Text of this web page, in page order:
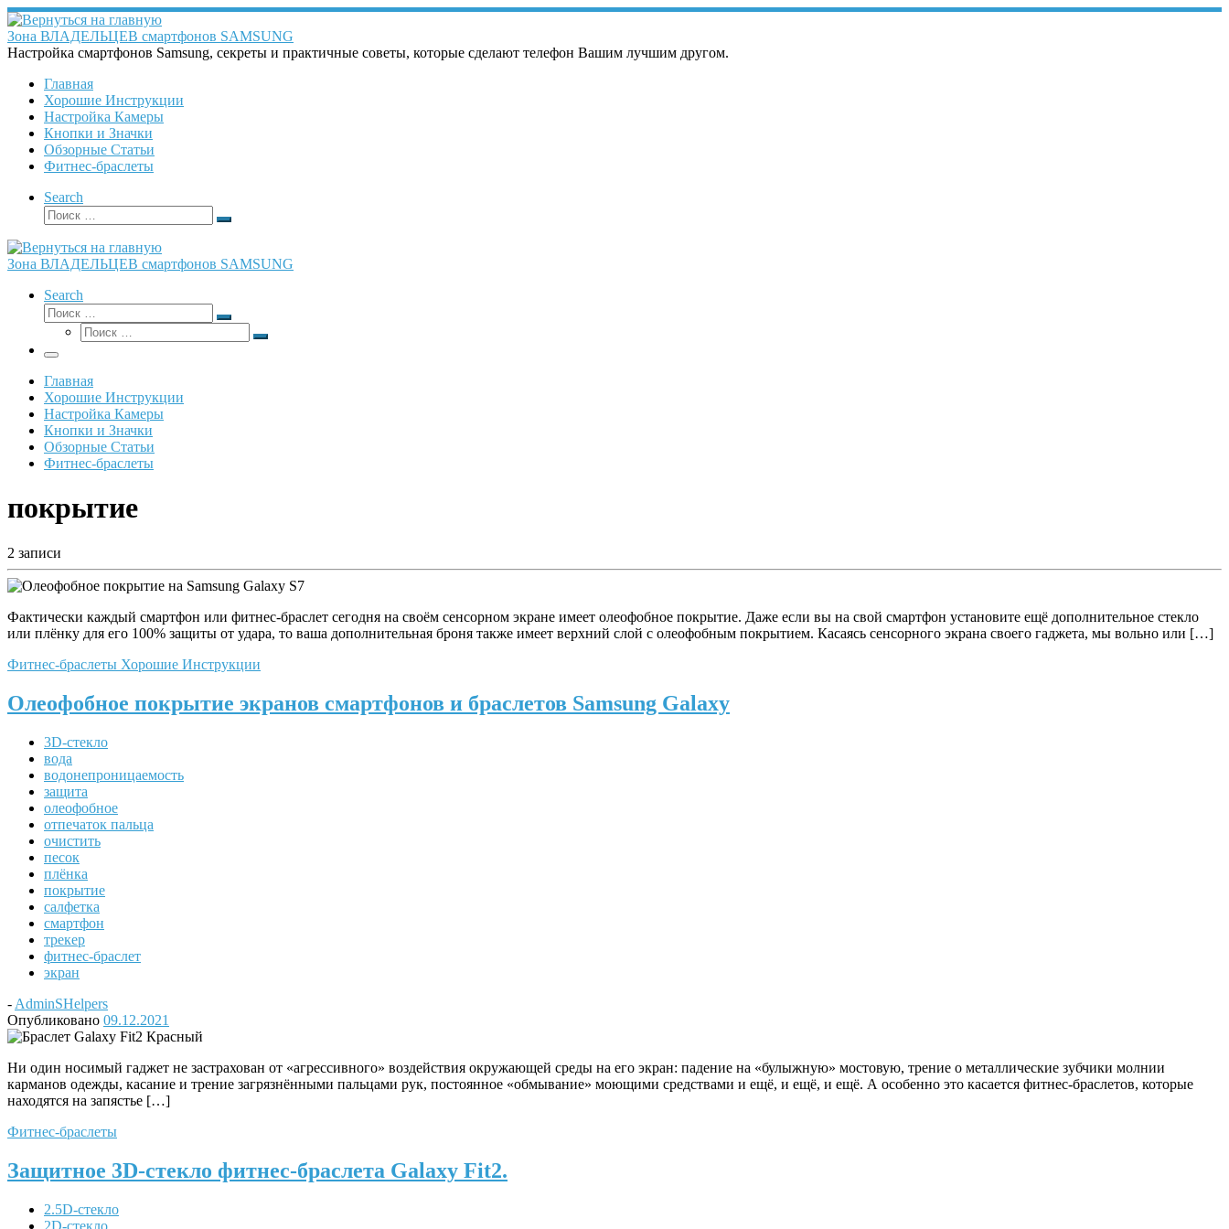
Перейти
к
содержимому
Зона ВЛАДЕЛЬЦЕВ смартфонов SAMSUNG
Настройка смартфонов Samsung, секреты и практичные советы, которые сделают телефон Вашим лучшим другом.
Главная
Хорошие Инструкции
Настройка Камеры
Кнопки и Значки
Обзорные Статьи
Фитнес-браслеты
Search
Поиск
Поиск
Зона ВЛАДЕЛЬЦЕВ смартфонов SAMSUNG
Search
Поиск
Поиск
Поиск
Поиск
Меню
Главная
Хорошие Инструкции
Настройка Камеры
Кнопки и Значки
Обзорные Статьи
Фитнес-браслеты
покрытие
2 записи
Фактически каждый смартфон или фитнес-браслет сегодня на своём сенсорном экране имеет олеофобное покрытие. Даже если вы на свой смартфон установите ещё дополнительное стекло
или плёнку для его 100% защиты от удара, то ваша дополнительная броня также имеет верхний слой с олеофобным покрытием. Касаясь сенсорного экрана своего гаджета, мы вольно или […]
Фитнес-браслеты Хорошие Инструкции
Олеофобное покрытие экранов смартфонов и браслетов Samsung Galaxy
3D-стекло
вода
водонепроницаемость
защита
олеофобное
отпечаток пальца
очистить
песок
плёнка
покрытие
салфетка
смартфон
трекер
фитнес-браслет
экран
- AdminSHelpers
Опубликовано 09.12.2021
Ни один носимый гаджет не застрахован от «агрессивного» воздействия окружающей среды на его экран: падение на «булыжную» мостовую, трение о металлические зубчики молнии
карманов одежды, касание и трение загрязнёнными пальцами рук, постоянное «обмывание» моющими средствами и ещё, и ещё, и ещё. А особенно это касается фитнес-браслетов, которые
находятся на запястье […]
Фитнес-браслеты
Защитное 3D-стекло фитнес-браслета Galaxy Fit2.
2.5D-стекло
2D-стекло